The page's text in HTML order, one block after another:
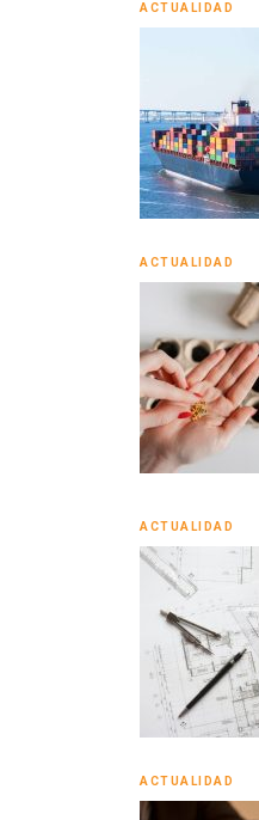
ACTUALIDAD
ACTUALIDAD
ACTUALIDAD
ACTUALIDAD